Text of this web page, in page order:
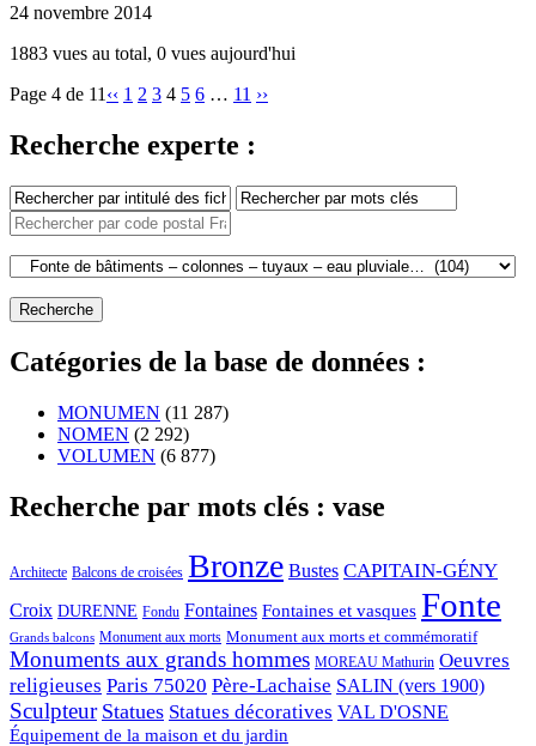
24 novembre 2014
1883 vues au total, 0 vues aujourd'hui
Page 4 de 11 ‹‹ 1 2 3 4 5 6 … 11 ››
Recherche experte :
Catégories de la base de données :
MONUMEN (11 287)
NOMEN (2 292)
VOLUMEN (6 877)
Recherche par mots clés : vase
Architecte Balcons de croisées Bronze Bustes CAPITAIN-GÉNY
Croix DURENNE Fondu Fontaines Fontaines et vasques Fonte
Grands balcons Monument aux morts Monument aux morts et commémoratif
Monuments aux grands hommes MOREAU Mathurin Oeuvres
religieuses Paris 75020 Père-Lachaise SALIN (vers 1900)
Sculpteur Statues Statues décoratives VAL D'OSNE
Équipement de la maison et du jardin